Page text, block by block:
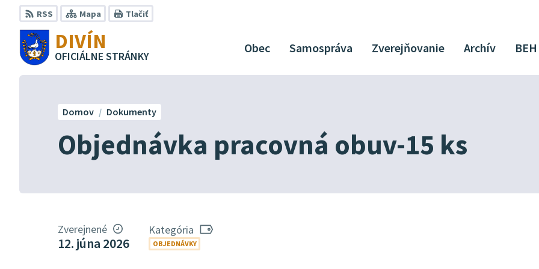
Preskočiť
na
obsah
RSS Mapa Tlačiť
DIVÍN
OFICIÁLNE STRÁNKY
Obec Samospráva Zverejňovanie Archív BEH
Objednávka pracovná obuv-15 ks
Domov Dokumenty
Zverejnené
12. júna 2026
Kategória
OBJEDNÁVKY